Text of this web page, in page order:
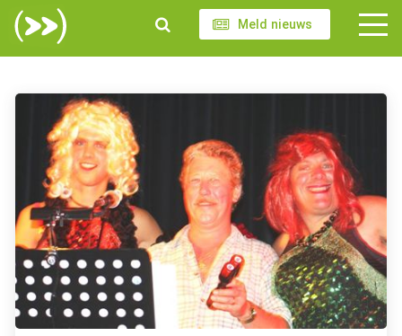
Meld nieuws